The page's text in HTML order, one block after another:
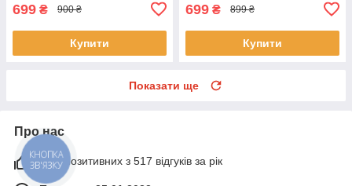
699 ₴ 900 ₴
Купити
699 ₴ 899 ₴
Купити
Показати ще
Про нас
99% позитивних з 517 відгуків за рік
КНОПКА
ЗВ'ЯЗКУ